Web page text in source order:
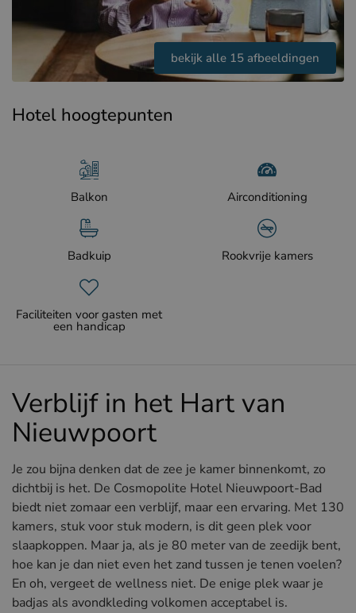
bekijk alle 15 afbeeldingen
Hotel hoogtepunten
Balkon Airconditioning
Badkuip Rookvrije kamers
Faciliteiten voor gasten met
een handicap
Verblijf in het Hart van
Nieuwpoort
Je zou bijna denken dat de zee je kamer binnenkomt, zo
dichtbij is het. De Cosmopolite Hotel Nieuwpoort-Bad
biedt niet zomaar een verblijf, maar een ervaring. Met 130
kamers, stuk voor stuk modern, is dit geen plek voor
slaapkoppen. Maar ja, als je 80 meter van de zeedijk bent,
hoe kan je dan niet even het zand tussen je tenen voelen?
En oh, vergeet de wellness niet. De enige plek waar je
badjas als avondkleding volkomen acceptabel is.